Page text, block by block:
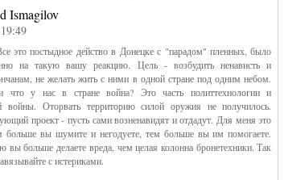
Ismagilov
это постыдное действо в Донецке с "парадом" пленных, было
на такую вашу реакцию. Цель - возбудить ненависть и
не желать жить с ними в одной стране под одним небом.
что у нас в стране война? Это часть политтехнологии и
войны. Оторвать территорию силой оружия не получилось.
проект - пусть сами возненавидят и отдадут. Для меня это
больше вы шумите и негодуете, тем больше вы им помогаете.
вы больше делаете вреда, чем целая колонна бронетехники. Так
с истериками.